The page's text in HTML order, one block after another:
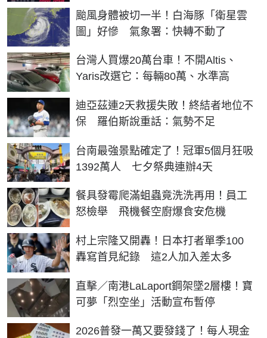
颱風身體被切一半！白海豚「衛星雲
圖」好慘 氣象署：快轉不動了
台灣人買爆20萬台車！不開Altis、
Yaris改選它：每輛80萬、水準高
迪亞茲連2天救援失敗！終結者地位不
保 羅伯斯說重話：氣勢不足
台南最強景點確定了！冠軍5個月狂吸
1392萬人 七夕祭典連辦4天
餐具發霉爬滿蛆蟲竟洗洗再用！員工
怒檢舉 飛機餐空廚爆食安危機
村上宗隆又開轟！日本打者單季100
轟寫首見紀錄 這2人加入差太多
直擊／南港LaLaport鋼架墜2層樓！寶
可夢「烈空坐」活動宣布暫停
2026普發一萬又要發錢了！每人現金